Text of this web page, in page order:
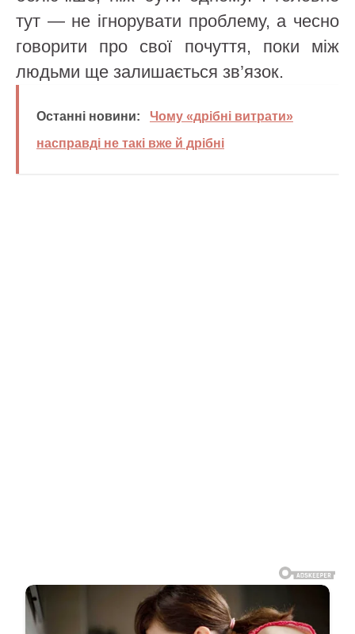
тут — не ігнорувати проблему, а чесно
говорити про свої почуття, поки між
людьми ще залишається зв’язок.
Останні новини:
Чому «дрібні витрати»
насправді не такі вже й дрібні